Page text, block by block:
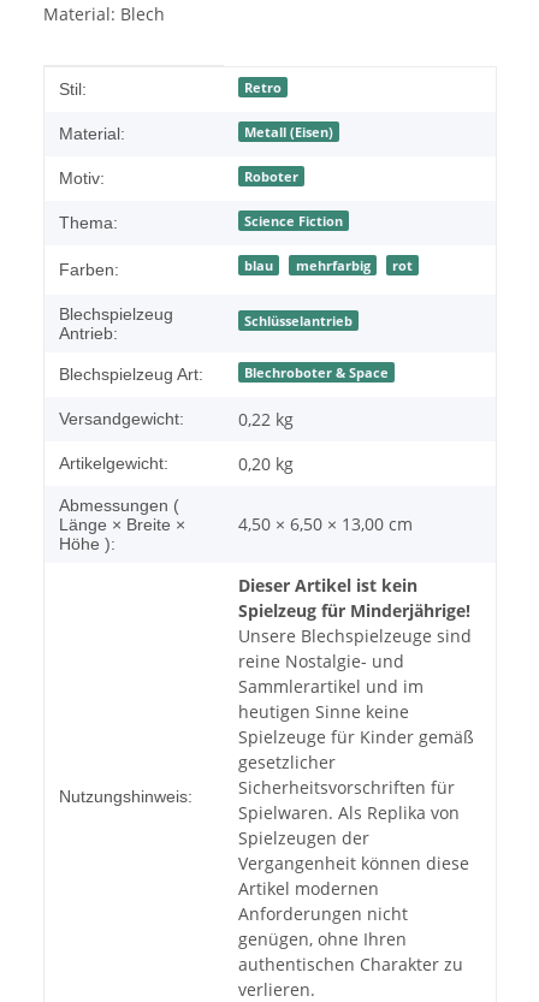
Material: Blech
Produkteigenschaft
Wert
Stil: Retro
Material: Metall (Eisen)
Motiv: Roboter
Thema: Science Fiction
Farben: blau mehrfarbig rot
Blechspielzeug
Antrieb:
Schlüsselantrieb
Blechspielzeug Art: Blechroboter & Space
Versandgewicht: 0,22 kg
Artikelgewicht: 0,20 kg
Abmessungen (
Länge × Breite ×
Höhe ):
4,50 × 6,50 × 13,00 cm
Nutzungshinweis:
Dieser Artikel ist kein
Spielzeug für Minderjährige!
Unsere Blechspielzeuge sind
reine Nostalgie- und
Sammlerartikel und im
heutigen Sinne keine
Spielzeuge für Kinder gemäß
gesetzlicher
Sicherheitsvorschriften für
Spielwaren. Als Replika von
Spielzeugen der
Vergangenheit können diese
Artikel modernen
Anforderungen nicht
genügen, ohne Ihren
authentischen Charakter zu
verlieren.